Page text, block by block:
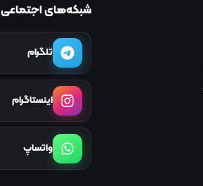
شبکه‌های اجتماعی
تلگرام
اینستاگرام
واتساپ